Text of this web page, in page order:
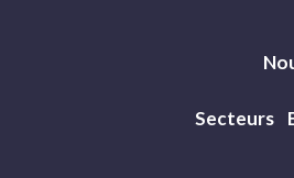
Secteurs